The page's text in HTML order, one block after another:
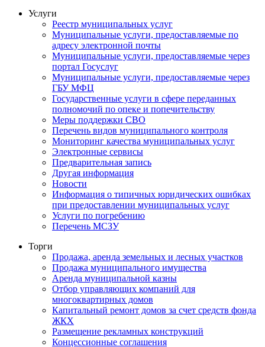
Услуги
Реестр муниципальных услуг
Муниципальные услуги, предоставляемые по
адресу электронной почты
Муниципальные услуги, предоставляемые через
портал Госуслуг
Муниципальные услуги, предоставляемые через
ГБУ МФЦ
Государственные услуги в сфере переданных
полномочий по опеке и попечительству
Меры поддержки СВО
Перечень видов муниципального контроля
Мониторинг качества муниципальных услуг
Электронные сервисы
Предварительная запись
Другая информация
Новости
Информация о типичных юридических ошибках
при предоставлении муниципальных услуг
Услуги по погребению
Перечень МСЗУ
Торги
Продажа, аренда земельных и лесных участков
Продажа муниципального имущества
Аренда муниципальной казны
Отбор управляющих компаний для
многоквартирных домов
Капитальный ремонт домов за счет средств фонда
ЖКХ
Размещение рекламных конструкций
Концессионные соглашения